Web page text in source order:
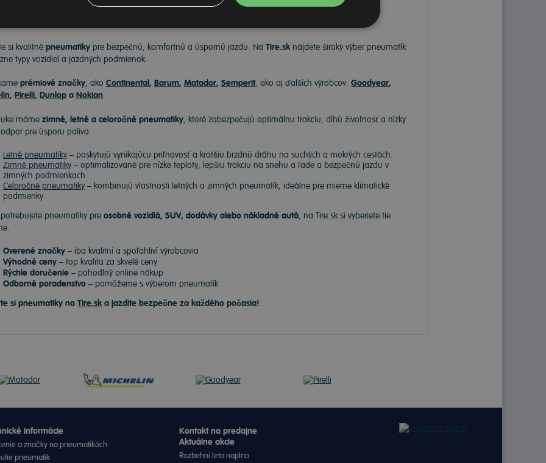
si kvalitné pneumatiky pre bezpečnú, komfortnú a úspornú jazdu. Na Tire.sk nájdete široký výber pneumatík
typy vozidiel a jazdných podmienok.
prémiové značky, ako Continental, Barum, Matador, Semperit, ako aj ďalších výrobcov: Goodyear,
, Pirelli, Dunlop a Nokian.
máme zimné, letné a celoročné pneumatiky, ktoré zabezpečujú optimálnu trakciu, dlhú životnosť a nízky
pre úsporu paliva.
Letné pneumatiky – poskytujú vynikajúcu priľnavosť a kratšiu brzdnú dráhu na suchých a mokrých cestách.
Zimné pneumatiky – optimalizované pre nízke teploty, lepšiu trakciu na snehu a ľade a bezpečnú jazdu v
zimných podmienkach.
Celoročné pneumatiky – kombinujú vlastnosti letných a zimných pneumatík, ideálne pre mierne klimatické
podmienky.
pneumatiky pre osobné vozidlá, SUV, dodávky alebo nákladné autá, na Tire.sk si vyberiete tie
Overené značky – iba kvalitní a spoľahliví výrobcovia
Výhodné ceny – top kvalita za skvelé ceny
Rýchle doručenie – pohodlný online nákup
Odborné poradenstvo – pomôžeme s výberom pneumatík
si pneumatiky na Tire.sk a jazdite bezpečne za každého počasia!
informácie
a značky na pneumatikách
pneumatík
Kontakt na predajne
Aktuálne akcie
Rozbehni leto naplno